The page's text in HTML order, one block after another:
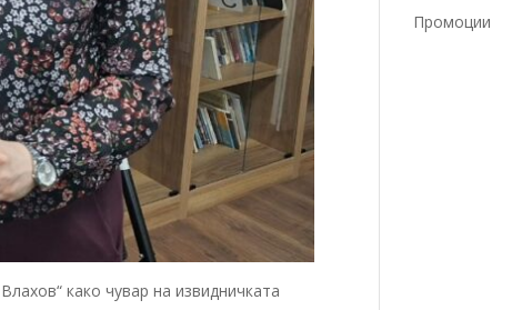
како чувар на извидничката
Промоции